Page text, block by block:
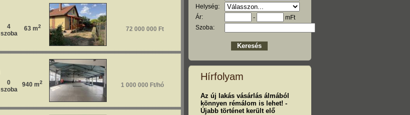
4
szoba
63 m2 72 000 000 Ft
0
szoba
940 m2 1 000 000 Ft/hó
Helység:
Ár:
-
mFt
Szoba:
Hírfolyam
Az új lakás vásárlás álmából
könnyen rémálom is lehet! -
Újabb történet került elő